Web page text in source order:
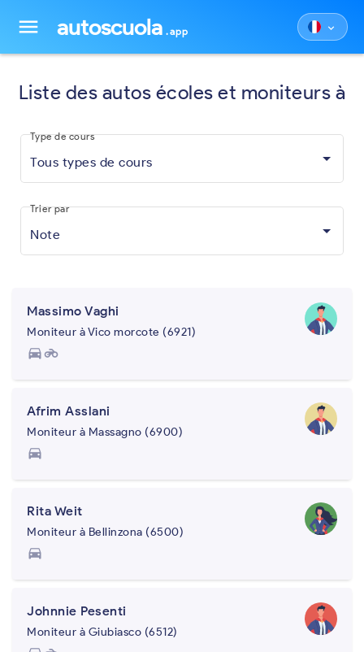
menu autoscuola .app keyboard_arrow_down
Liste des autos écoles et moniteurs à
Tous types de cours
Type de cours
Note
Trier par
Massimo Vaghi
Moniteur à Vico morcote (6921)
directions_carmotorcycle
Afrim Asslani
Moniteur à Massagno (6900)
directions_car
Rita Weit
Moniteur à Bellinzona (6500)
directions_car
Johnnie Pesenti
Moniteur à Giubiasco (6512)